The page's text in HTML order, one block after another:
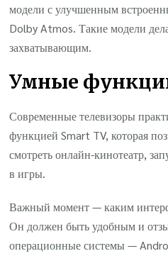
модели с улучшенным
Dolby Atmos. Такие модели
захватывающим.
Умные
Современные телевизоры
функцией Smart TV, которая
смотреть онлайн-кинотеатр,
в игры.
Важный момент — каким
Он должен быть удобным и
операционные системы —